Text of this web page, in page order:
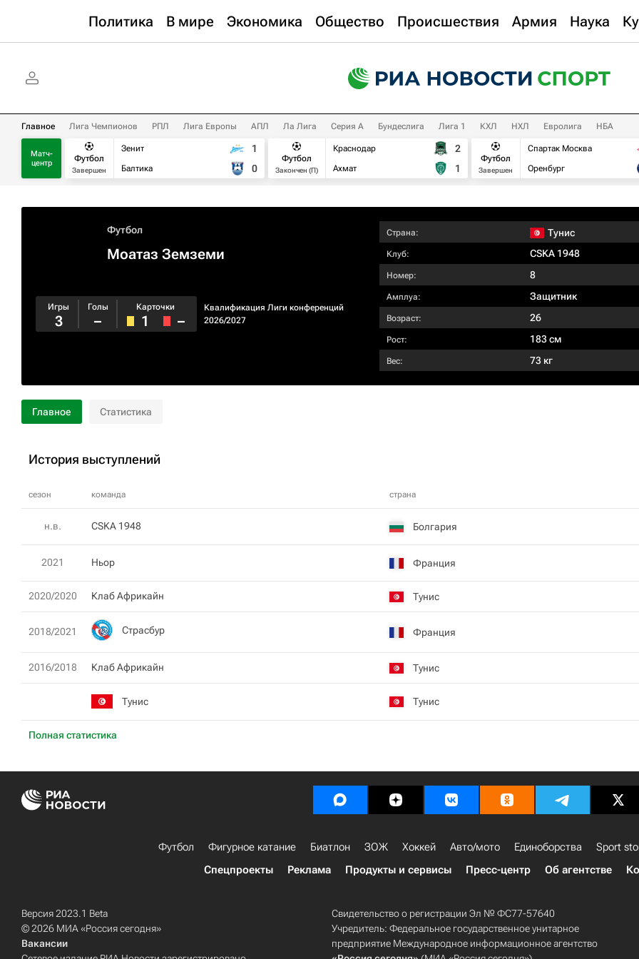
Политика В мире Экономика Общество Происшествия Армия Наука
Главное Лига Чемпионов РПЛ Лига Европы АПЛ Ла Лига Серия А Бундеслига Лига 1 КХЛ НХЛ Евролига НБА
Матч-
центр
Футбол
Завершен
Зенит
Балтика
1
0
Футбол
Закончен (П)
Краснодар
Ахмат
2
1
Футбол
Завершен
Спартак Москва
Оренбург
Футбол
Моатаз Земземи
Квалификация Лиги конференций
2026/2027
Игры
3
Голы
–
Карточки
1 –
Страна: Тунис
Клуб: CSKA 1948
Номер: 8
Амплуа: Защитник
Возраст: 26
Рост: 183 см
Вес: 73 кг
Главное Статистика
История выступлений
сезон команда страна
Полная статистика
н.в. CSKA 1948 Болгария
2021 Ньор Франция
2020/2020 Клаб Африкайн Тунис
2018/2021 Страсбур Франция
2016/2018 Клаб Африкайн Тунис
Тунис Тунис
Футбол Фигурное катание Биатлон ЗОЖ Хоккей Авто/мото Единоборства Sport
Спецпроекты
Реклама Продукты и сервисы Пресс-центр Об агентстве
Версия 2023.1 Beta
© 2026 МИА «Россия сегодня»
Вакансии
Свидетельство о регистрации Эл № ФС77-57640
Учредитель: Федеральное государственное унитарное
предприятие Международное информационное агентство